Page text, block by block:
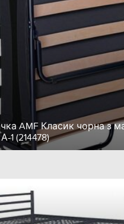
AMF Класик чорна з
1 (214478)